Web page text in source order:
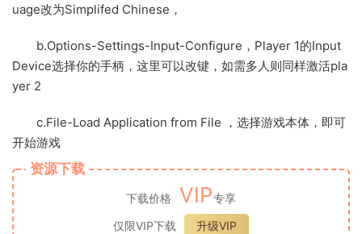
uage改为Simplifed Chinese，
b.Options-Settings-Input-Configure，Player 1的Input
Device选择你的手柄，这里可以改键，如需多人则同样激活pla
yer 2
c.File-Load Application from File ，选择游戏本体，即可
开始游戏
资源下载
下载价格 VIP专享
仅限VIP下载
升级VIP